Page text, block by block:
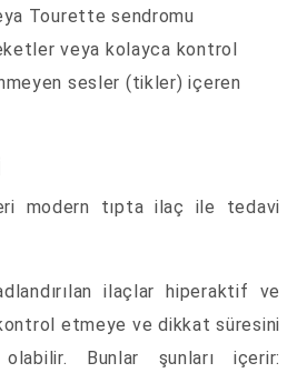
Tourette sendromu
veya kolayca kontrol
sesler (tikler) içeren
modern tıpta ilaç ile tedavi
ilaçlar hiperaktif ve
etmeye ve dikkat süresini
olabilir. Bunlar şunları içerir: